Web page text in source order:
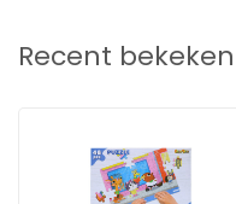
Soort:Puzzel
Recent bekeken